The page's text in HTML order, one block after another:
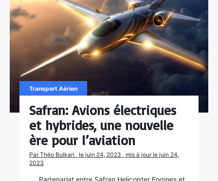
Transport Aérien
Safran: Avions électriques
et hybrides, une nouvelle
ère pour l’aviation
Par Théo Bulkari , le juin 24, 2023 , mis à jour le juin 24,
2023
Partenariat entre Safran Helicopter Engines et